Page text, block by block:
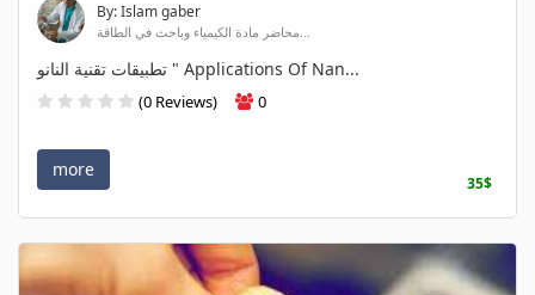
By: Islam gaber
محاضر مادة الكيمياء وباحث في الطاقة...
تطبيقات تقنية النانو " Applications Of Nan...
(0 Reviews) 0
more
35$